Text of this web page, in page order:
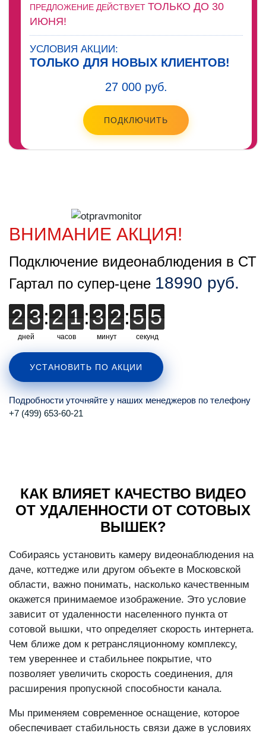
ПРЕДЛОЖЕНИЕ ДЕЙСТВУЕТ ТОЛЬКО ДО 30
ИЮНЯ!
УСЛОВИЯ АКЦИИ:
ТОЛЬКО ДЛЯ НОВЫХ КЛИЕНТОВ!
27 000 руб.
ПОДКЛЮЧИТЬ
ВНИМАНИЕ АКЦИЯ!
Подключение видеонаблюдения в СТ
Гартал по супер-цене 18990 руб.
дней
2
2 3
3:
часов
2
2 1
1:
минут
3
3 2
2
2:
секунд
5
5
5 4
4
4
УСТАНОВИТЬ ПО АКЦИИ
Подробности уточняйте у наших менеджеров по телефону
+7 (499) 653-60-21
КАК ВЛИЯЕТ КАЧЕСТВО ВИДЕО
ОТ УДАЛЕННОСТИ ОТ СОТОВЫХ
ВЫШЕК?
Собираясь установить камеру видеонаблюдения на
даче, коттедже или другом объекте в Московской
области, важно понимать, насколько качественным
окажется принимаемое изображение. Это условие
зависит от удаленности населенного пункта от
сотовой вышки, что определяет скорость интернета.
Чем ближе дом к ретрансляционному комплексу,
тем увереннее и стабильнее покрытие, что
позволяет увеличить скорость соединения, для
расширения пропускной способности канала.
Мы применяем современное оснащение, которое
обеспечивает стабильность связи даже в условиях